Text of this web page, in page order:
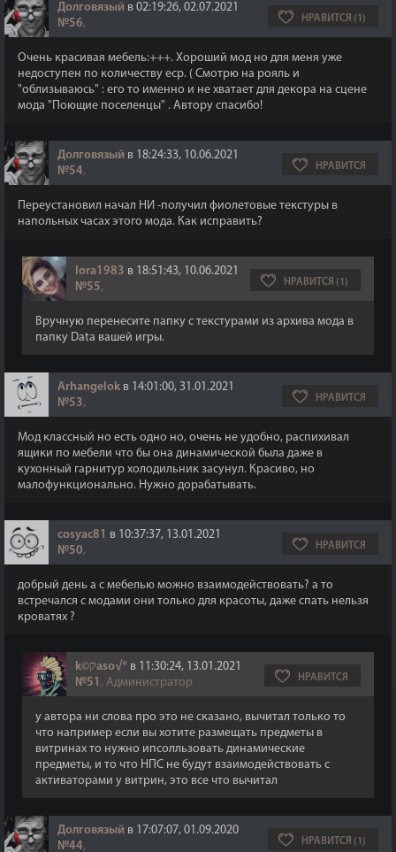
Долговязый в 02:19:26, 02.07.2021
№56, НРАВИТСЯ (1)
Очень красивая мебель:+++. Хороший мод но для меня уже
недоступен по количеству еср. ( Смотрю на рояль и
"облизываюсь" : его то именно и не хватает для декора на сцене
мода "Поющие поселенцы" . Автору спасибо!
Долговязый в 18:24:33, 10.06.2021
№54, НРАВИТСЯ
Переустановил начал НИ -получил фиолетовые текстуры в
напольных часах этого мода. Как исправить?
lora1983 в 18:51:43, 10.06.2021
№55, НРАВИТСЯ (1)
Вручную перенесите папку с текстурами из архива мода в
папку Data вашей игры.
Arhangelok в 14:01:00, 31.01.2021
№53, НРАВИТСЯ
Мод классный но есть одно но, очень не удобно, распихивал
ящики по мебели что бы она динамической была даже в
кухонный гарнитур холодильник засунул. Красиво, но
малофункционально. Нужно дорабатывать.
cosyac81 в 10:37:37, 13.01.2021
№50, НРАВИТСЯ
добрый день а с мебелью можно взаимодействовать? а то
встречался с модами они только для красоты, даже спать нельзя
кроватях ?
k©קaso√® в 11:30:24, 13.01.2021
№51 , Администратор НРАВИТСЯ
у автора ни слова про это не сказано, вычитал только то
что например если вы хотите размещать предметы в
витринах то нужно ипсолльзовать динамические
предметы, и то что НПС не будут взаимодействовать с
активаторами у витрин, это все что вычитал
Долговязый в 17:07:07, 01.09.2020
№44, НРАВИТСЯ (1)